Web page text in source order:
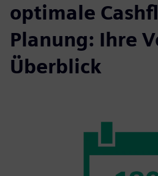
optimale
Planung: Ihre
Überblick